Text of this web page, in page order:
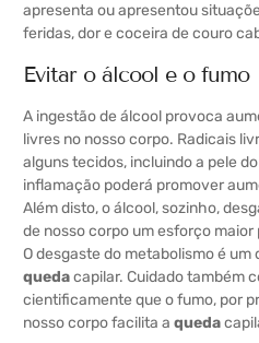
apresenta ou apresentou
feridas, dor e coceira de couro
Evitar o álcool e o fumo
A ingestão de álcool provoca
livres no nosso corpo. Radicais
alguns tecidos, incluindo a pele
inflamação poderá promover
Além disto, o álcool, sozinho,
de nosso corpo um esforço
O desgaste do metabolismo é
quedacapilar. Cuidado também
cientificamente que o fumo, por
nosso corpo facilita a queda